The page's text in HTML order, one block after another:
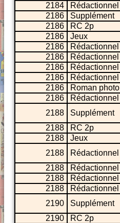
2184
Rédactionnel
2186
Supplément
2186
RC 2p
2186
Jeux
2186
Rédactionnel
2186
Rédactionnel
2186
Rédactionnel
2186
Rédactionnel
2186
Roman photo
2186
Rédactionnel
2188
Supplément
2188
RC 2p
2188
Jeux
2188
Rédactionnel
2188
Rédactionnel
2188
Rédactionnel
2188
Rédactionnel
2190
Supplément
2190
RC 2p